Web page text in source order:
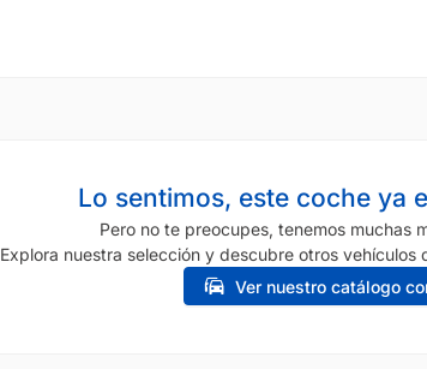
Lo sentimos, este coche ya
Pero no te preocupes, tenemos muchas
Explora nuestra selección y descubre otros
Ver nuestro catálogo